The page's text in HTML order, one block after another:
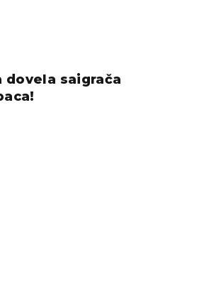
dovela saigrača